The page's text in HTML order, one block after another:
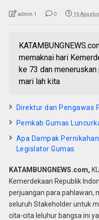
admin 1 0 16
memaknai hari
ke 73 dan meneruskan
mari lah kita
Direktur dan Pengawas
Pemkab Gumas
Apa Dampak
Legislator Gumas
KATAMBUNGNEWS.com,
Kemerdekaan Republik
perjuangan para pahlawan,
seluruh Stakeholder untuk
cita-cita leluhur bangsa ini